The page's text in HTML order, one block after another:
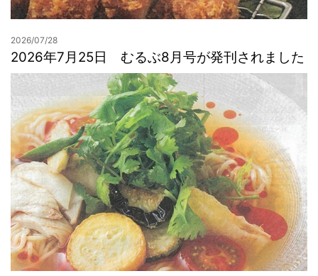
2026/07/28
2026年7月25日 むるぶ8月号が発刊されました